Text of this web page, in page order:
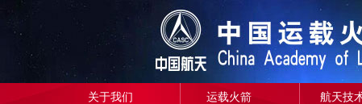
关于我们 运载火箭 航天技